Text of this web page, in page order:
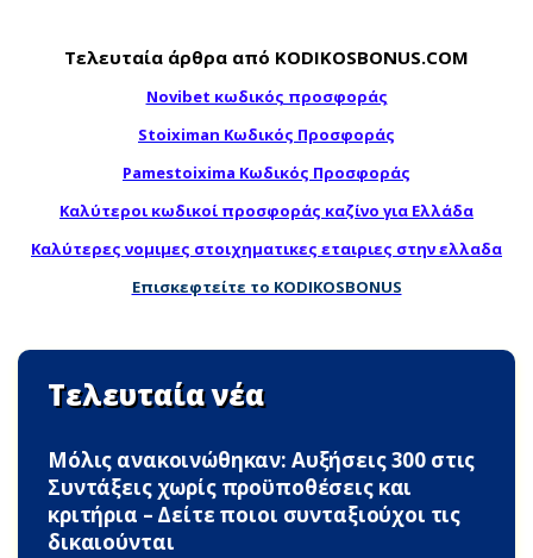
Τελευταία άρθρα από KODIKOSBONUS.COM
Novibet κωδικός προσφοράς
Stoiximan Κωδικός Προσφοράς
Pamestoixima Κωδικός Προσφοράς
Καλύτεροι κωδικοί προσφοράς καζίνο για Ελλάδα
Καλύτερες νομιμες στοιχηματικες εταιριες στην ελλαδα
Επισκεφτείτε το KODIKOSBONUS
Τελευταία νέα
Μόλις ανακοινώθηκαν: Αυξήσεις 300 στις
Συντάξεις χωρίς προϋποθέσεις και
κριτήρια – Δείτε ποιοι συνταξιούχοι τις
δικαιούνται